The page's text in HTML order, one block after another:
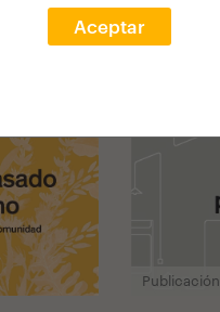
Aceptar
Publicación